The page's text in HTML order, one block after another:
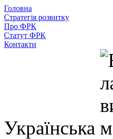
Головна
Стратегія розвитку
Про ФРК
Статут ФРК
Контакти
Українська